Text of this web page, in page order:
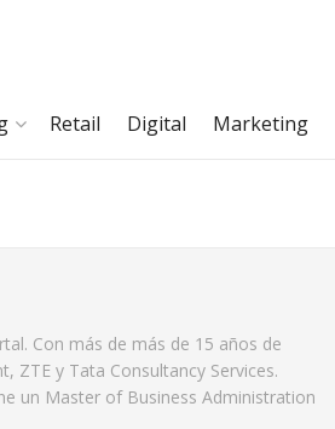
Retail Digital Marketing
Con más de más de 15 años de
ZTE y Tata Consultancy Services.
un Master of Business Administration